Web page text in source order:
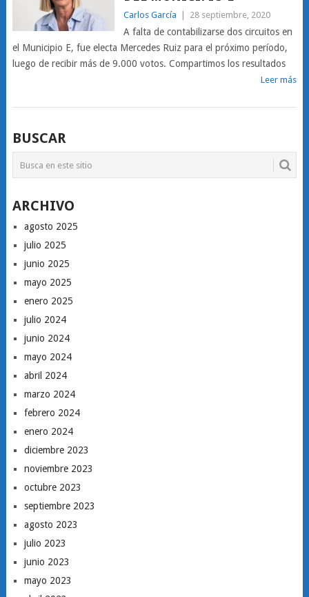
Carlos García 28 septiembre, 2020
A falta de contabilizarse dos circuitos en
el Municipio E, fue electa Mercedes Ruiz para el próximo período,
luego de recibir más de 9.000 votos. Compartimos los resultados
Leer más
BUSCAR
ARCHIVO
agosto 2025
julio 2025
junio 2025
mayo 2025
enero 2025
julio 2024
junio 2024
mayo 2024
abril 2024
marzo 2024
febrero 2024
enero 2024
diciembre 2023
noviembre 2023
octubre 2023
septiembre 2023
agosto 2023
julio 2023
junio 2023
mayo 2023